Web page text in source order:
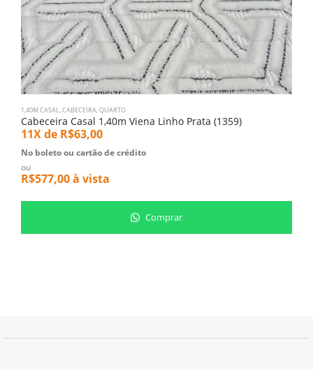
1,40M CASAL,CABECEIRA,QUARTO
Cabeceira Casal 1,40m Viena Linho Prata (1359)
11X de R$63,00
No boleto ou cartão de crédito
ou
R$577,00à vista
Comprar